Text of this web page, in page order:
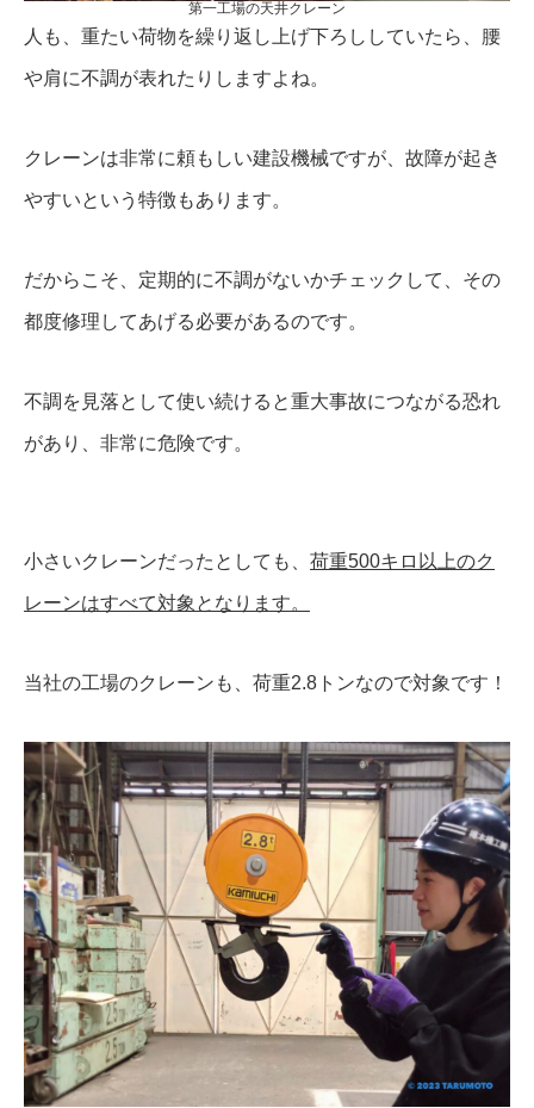
第一工場の天井クレーン
人も、重たい荷物を繰り返し上げ下ろししていたら、腰
や肩に不調が表れたりしますよね。
クレーンは非常に頼もしい建設機械ですが、故障が起き
やすいという特徴もあります。
だからこそ、定期的に不調がないかチェックして、その
都度修理してあげる必要があるのです。
不調を見落として使い続けると重大事故につながる恐れ
があり、非常に危険です。
小さいクレーンだったとしても、 荷重500キロ以上のク
レーンはすべて対象となります。
当社の工場のクレーンも、荷重2.8トンなので対象です！